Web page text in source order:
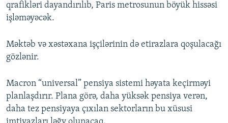
qrafikləri dayandırılıb, Paris metrosunun böyük hissəsi
işləməyəcək.
Məktəb və xəstəxana işçilərinin də etirazlara qoşulacağı
gözlənir.
Macron “universal” pensiya sistemi həyata keçirməyi
planlaşdırır. Plana görə, daha yüksək pensiya verən,
daha tez pensiyaya çıxılan sektorların bu xüsusi